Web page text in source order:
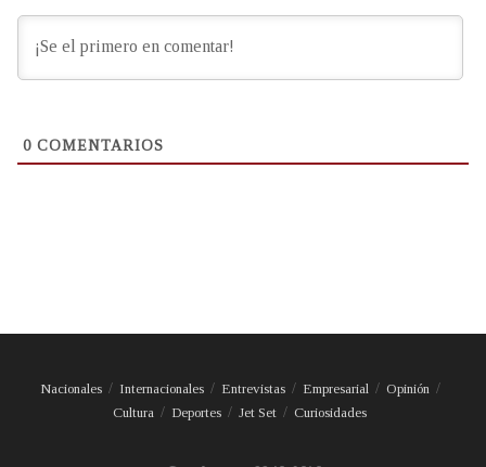
0 COMENTARIOS
Nacionales Internacionales Entrevistas Empresarial
Opinión
Cultura
Deportes Jet Set Curiosidades